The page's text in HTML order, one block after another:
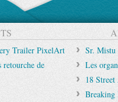
Trailer PixelArt
retourche de
Sr. Mistu
Les
18
Breaking